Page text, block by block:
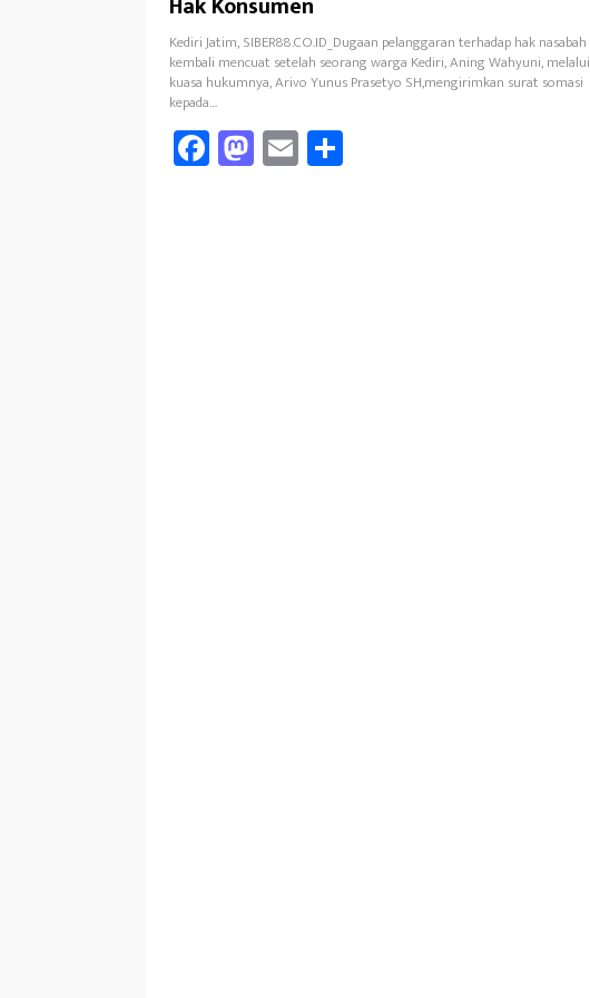
Kediri Jatim, SIBER88.CO.ID_Dugaan pelanggaran terhadap hak nasabah
kembali mencuat setelah seorang warga Kediri, Aning Wahyuni, melalui
kuasa hukumnya, Arivo Yunus Prasetyo SH,mengirimkan surat somasi
kepada…
Fa
ce
M
as
E
m